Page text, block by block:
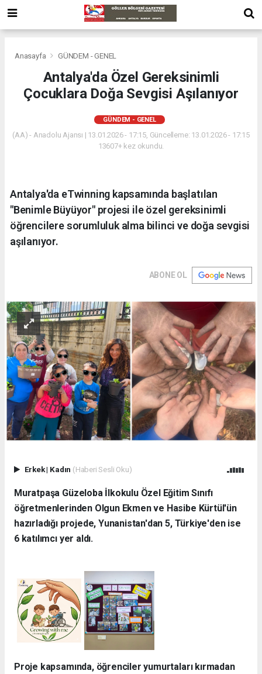
Anasayfa GÜNDEM - GENEL
Antalya'da Özel Gereksinimli
Çocuklara Doğa Sevgisi Aşılanıyor
GÜNDEM - GENEL
(AA) - Anadolu Ajansı | 13.01.2026 - 17:15, Güncelleme: 13.01.2026 - 17:15
13607+ kez okundu.
Antalya'da eTwinning kapsamında başlatılan
"Benimle Büyüyor" projesi ile özel gereksinimli
öğrencilere sorumluluk alma bilinci ve doğa sevgisi
aşılanıyor.
ABONE OL
Erkek| Kadın (Haberi Sesli Oku)
Muratpaşa Güzeloba İlkokulu Özel Eğitim Sınıfı
öğretmenlerinden Olgun Ekmen ve Hasibe Kürtül'ün
hazırladığı projede, Yunanistan'dan 5, Türkiye'den ise
6 katılımcı yer aldı.
Proje kapsamında, öğrenciler yumurtaları kırmadan